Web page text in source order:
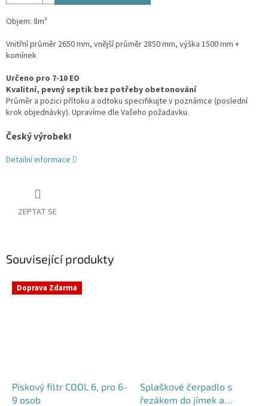
Objem: 8m³
Vnitřní průměr 2650 mm, vnější průměr 2850 mm, výška 1500 mm +
komínek
Určeno pro 7-10 EO
Kvalitní, pevný septik bez potřeby obetonování
Průměr a pozici přítoku a odtoku specifikujte v poznámce (poslední
krok objednávky). Upravíme dle Vašeho požadavku.
Český výrobek!
Detailní informace
ZEPTAT SE
Související produkty
Doprava Zdarma
Pískový filtr COOL 6, pro 6-
9 osob
Splaškové čerpadlo s
řezákem do jímek a